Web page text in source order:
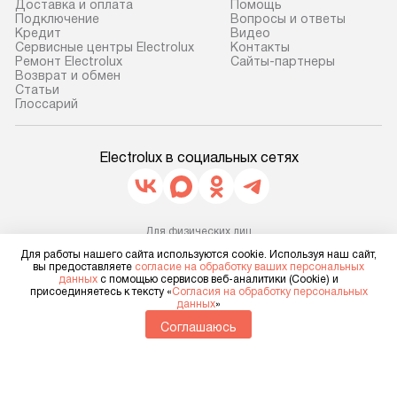
транспортной компании в г. Москва.
Пожалуйста, уточняйте условия
доставки у менеджера при
оформлении заказа.
В оговоренный день служба
доставки доставит упакованный
Если необходимо переместить
прибор до места установки,
уточните это с менеджером.
За данную услугу взимается
дополнительная плата. Важно
учитывать, что если размеры
прибора не позволяют ему пройти
через дверной проем, сотрудники
предполагают,
установленной
подключение к
коммуникациям,
и консультацию
Доставка и оплата
Подключение
Кредит
Сервисные центры Electrolux
Ремонт Electrolux
Возврат и обмен
Cтатьи
Глоссарий
Помощь
Вопросы и ответы
Видео
Контакты
Сайты-партнеры
Electrolux в социальных сетях
Для физических лиц
shop@electrolux-home.ru
Для юридических лиц
business@kvalitet.company
НАПИСАТЬ РУКОВОДСТВУ
Для работы нашего сайта используются cookie. Используя наш сайт,
вы предоставляете согласие на обработку ваших персональных
данных с помощью сервисов веб-аналитики (Cookie) и
присоединяетесь к тексту «Согласия на обработку персональных
данных»
Соглашаюсь